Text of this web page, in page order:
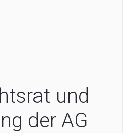
und
der AG